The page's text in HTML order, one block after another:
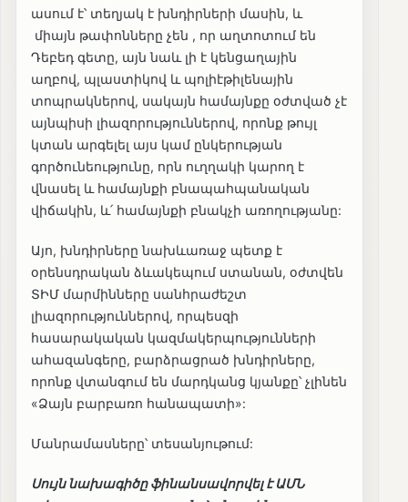
ասում է՝ տեղյակ է խնդիրների մասին, և
միայն թափոնները չեն , որ աղտոտում են
Դեբեդ գետը, այն նաև լի է կենցաղային
աղբով, պլաստիկով և պոլիէթիլենային
տոպրակներով, սակայն համայնքը օժտված չէ
այնպիսի լիազորություններով, որոնք թույլ
կտան արգելել այս կամ ընկերության
գործունեությունը, որն ուղղակի կարող է
վնասել և համայնքի բնապահպանական
վիճակին, և՛ համայնքի բնակչի առողությանը:
Այո, խնդիրները նախևառաջ պետք է
օրենսդրական ձևակեպում ստանան, օժտվեն
ՏԻՄ մարմինները սանհրաժեշտ
լիազորություններով, որպեսզի
հասարակական կազմակերպությունների
ահազանգերը, բարձրացրած խնդիրները,
որոնք վտանգում են մարդկանց կյանքը՝ չլինեն
«Ձայն բարբառո հանապատի»:
Մանրամասները՝ տեսանյութում:
Սույն նախագիծը ֆինանսավորվել է ԱՄՆ